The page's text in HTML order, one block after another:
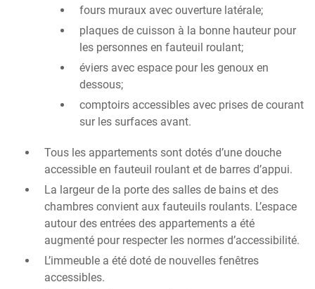
fours muraux avec ouverture latérale;
plaques de cuisson à la bonne hauteur pour
les personnes en fauteuil roulant;
éviers avec espace pour les genoux en
dessous;
comptoirs accessibles avec prises de courant
sur les surfaces avant.
Tous les appartements sont dotés d’une douche
accessible en fauteuil roulant et de barres d’appui.
La largeur de la porte des salles de bains et des
chambres convient aux fauteuils roulants. L’espace
autour des entrées des appartements a été
augmenté pour respecter les normes d’accessibilité.
L’immeuble a été doté de nouvelles fenêtres
accessibles.